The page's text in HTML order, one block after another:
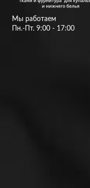
Мы работаем
Пн.-Пт. 9:00 - 17:00